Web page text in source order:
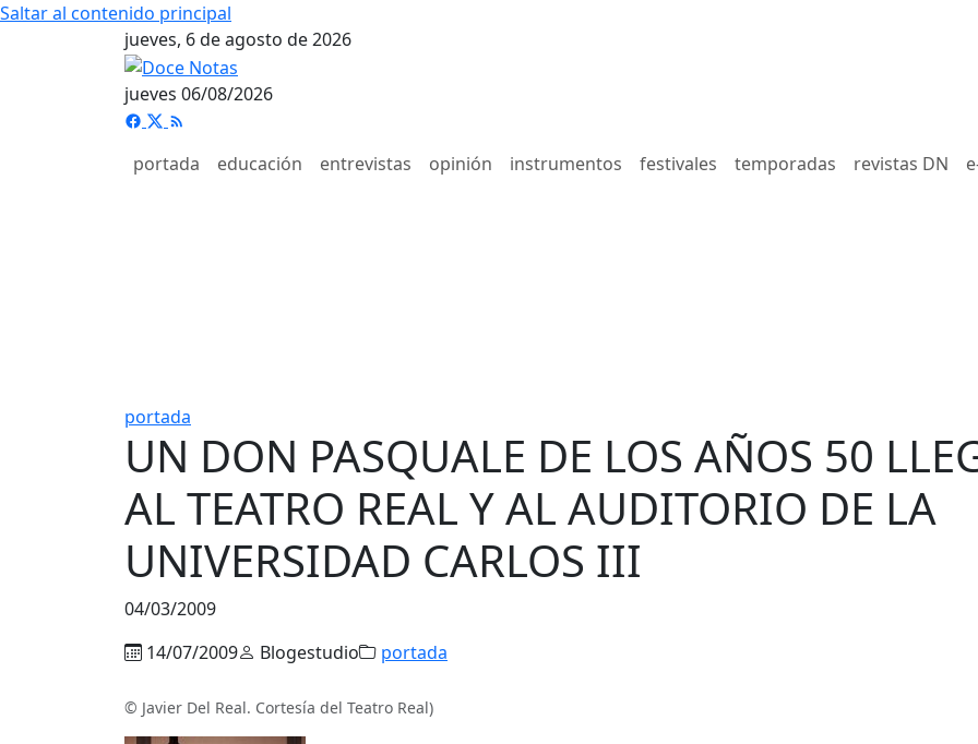
Saltar al contenido principal
jueves, 6 de agosto de 2026
jueves 06/08/2026
portada educación entrevistas opinión instrumentos festivales temporadas revistas DN
portada
UN DON PASQUALE DE LOS AÑOS 50
AL TEATRO REAL Y AL AUDITORIO DE LA
UNIVERSIDAD CARLOS III
04/03/2009
14/07/2009
Blogestudio portada
© Javier Del Real. Cortesía del Teatro Real)